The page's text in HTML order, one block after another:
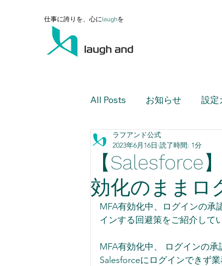
仕事に誇りを、心にlaughを
All Posts お知らせ 設定
設定ガイド（上級編）
設定ガイド（活用編）
レポート・ダッシュボード
【Salesforce
効化のままロ
ラフアンド公式
2023年6月16日 読了時間: 1分
MFA有効化中、ログインの承
インする回避策をご紹介して
MFA有効化中、 ログインの
Salesforceにログインできず